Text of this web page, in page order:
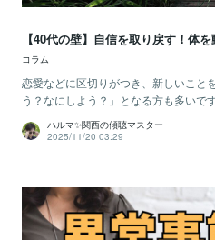
【40代の壁】自信を取り戻す！体
コラム
恋愛などに区切りがつき、新しいこと
う？なにしよう？」となる方も多いで
ハルマ✨関西の傾聴マスター
2025/11/20 03:29